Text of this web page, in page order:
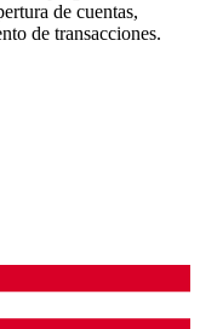
de cuentas,
de transacciones.